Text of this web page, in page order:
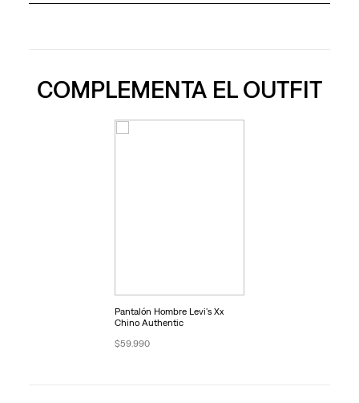
COMPLEMENTA EL OUTFIT
Pantalón Hombre Levi's Xx
Chino Authentic
$59.990